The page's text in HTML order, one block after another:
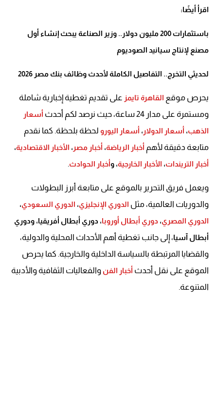
اقرأ أيضًا:
باستثمارات 200 مليون دولار.. وزير الصناعة يبحث إنشاء أول
مصنع لإنتاج سيانيد الصوديوم
لحديثي التخرج.. التفاصيل الكاملة لأحدث وظائف بنك مصر 2026
يحرص موقع القاهرة تايمز على تقديم تغطية إخبارية شاملة
ومستمرة على مدار 24 ساعة، حيث نرصد لكم أحدث
أسعار
الذهب، أسعار الدولار ، أسعار اليورولحظة بلحظة. كما نقدم
متابعة دقيقة لأهم أخبار الرياضة، أخبار مصر ، الأخبار الاقتصادية،
أخبار التريندات، الأخبار الخارجية، وأخبار الحوادث.
ويعمل فريق التحرير بالموقع على متابعة أبرز البطولات
والدوريات العالمية، مثل الدوري الإنجليزي، الدوري السعودي،
الدوري المصري، دوري أبطال أوروبا، دوري أبطال أفريقيا، ودوري
أبطال آسيا، إلى جانب تغطية أهم الأحداث المحلية والدولية،
والقضايا المرتبطة بالسياسة الداخلية والخارجية. كما يحرص
الموقع على نقل أحدث أخبار الفن والفعاليات الثقافية والأدبية
المتنوعة.